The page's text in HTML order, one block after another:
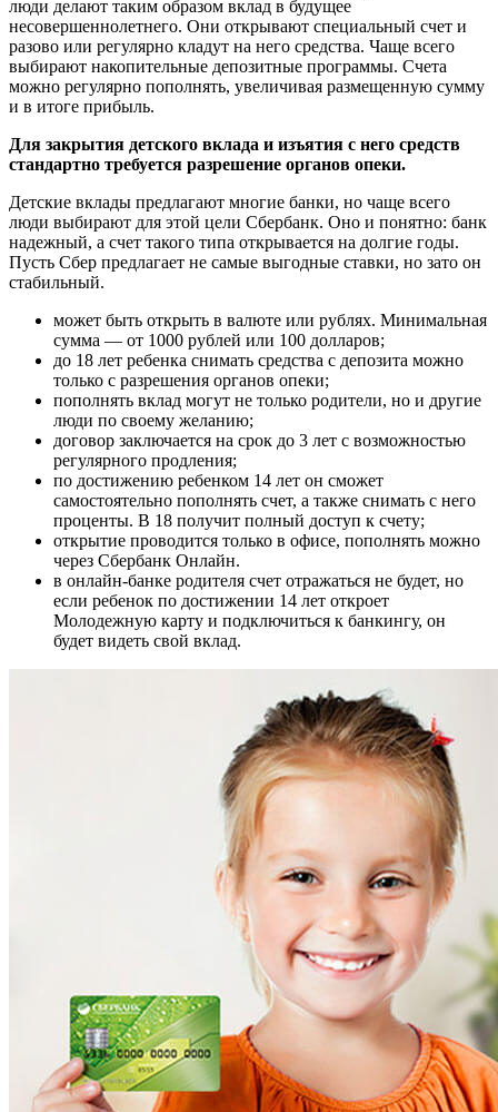
люди делают таким образом вклад в будущее
несовершеннолетнего. Они открывают специальный счет и
разово или регулярно кладут на него средства. Чаще всего
выбирают накопительные депозитные программы. Счета
можно регулярно пополнять, увеличивая размещенную сумму
и в итоге прибыль.
Для закрытия детского вклада и изъятия с него средств
стандартно требуется разрешение органов опеки.
Детские вклады предлагают многие банки, но чаще всего
люди выбирают для этой цели Сбербанк. Оно и понятно: банк
надежный, а счет такого типа открывается на долгие годы.
Пусть Сбер предлагает не самые выгодные ставки, но зато он
стабильный.
может быть открыть в валюте или рублях. Минимальная
сумма — от 1000 рублей или 100 долларов;
до 18 лет ребенка снимать средства с депозита можно
только с разрешения органов опеки;
пополнять вклад могут не только родители, но и другие
люди по своему желанию;
договор заключается на срок до 3 лет с возможностью
регулярного продления;
по достижению ребенком 14 лет он сможет
самостоятельно пополнять счет, а также снимать с него
проценты. В 18 получит полный доступ к счету;
открытие проводится только в офисе, пополнять можно
через Сбербанк Онлайн.
в онлайн-банке родителя счет отражаться не будет, но
если ребенок по достижении 14 лет откроет
Молодежную карту и подключиться к банкингу, он
будет видеть свой вклад.